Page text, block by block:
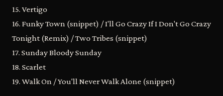
15. Vertigo
16. Funky Town (snippet) / I'll Go Crazy If I Don't Go Crazy
Tonight (Remix) / Two Tribes (snippet)
17. Sunday Bloody Sunday
18. Scarlet
19. Walk On / You'll Never Walk Alone (snippet)